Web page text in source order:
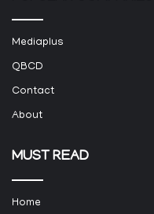
Mediaplus
QBCD
Contact
About
MUST READ
Home